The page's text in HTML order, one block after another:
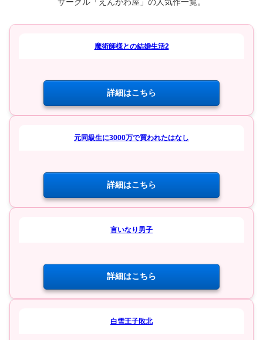
魔術師様との結婚生活2
詳細はこちら
元同級生に3000万で買われたはなし
詳細はこちら
言いなり男子
詳細はこちら
白雪王子敗北